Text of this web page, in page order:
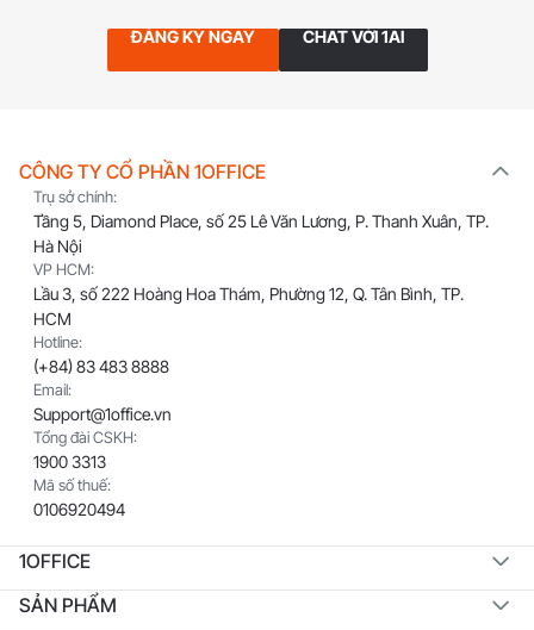
ĐĂNG KÝ NGAY CHAT VỚI 1AI
CÔNG TY CỔ PHẦN 1OFFICE
Trụ sở chính:
Tầng 5, Diamond Place, số 25 Lê Văn Lương, P. Thanh Xuân, TP.
Hà Nội
VP HCM:
Lầu 3, số 222 Hoàng Hoa Thám, Phường 12, Q. Tân Bình, TP.
HCM
Hotline:
(+84) 83 483 8888
Email:
Support@1office.vn
Tổng đài CSKH:
1900 3313
Mã số thuế:
0106920494
1OFFICE
SẢN PHẨM